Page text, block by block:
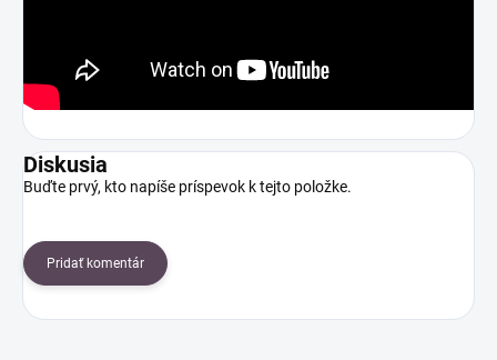
Diskusia
Buďte prvý, kto napíše príspevok k tejto položke.
Pridať komentár